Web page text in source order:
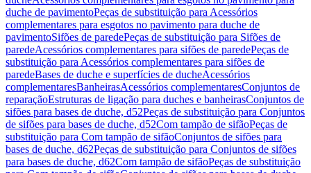
duche de pavimentoPeças de substituição para Acessórios
complementares para esgotos no pavimento para duche de
pavimentoSifões de paredePeças de substituição para Sifões de
paredeAcessórios complementares para sifões de paredePeças de
substituição para Acessórios complementares para sifões de
paredeBases de duche e superfícies de ducheAcessórios
complementaresBanheirasAcessórios complementaresConjuntos de
reparaçãoEstruturas de ligação para duches e banheirasConjuntos de
sifões para bases de duche, d52Peças de substituição para Conjuntos
de sifões para bases de duche, d52Com tampão de sifãoPeças de
substituição para Com tampão de sifãoConjuntos de sifões para
bases de duche, d62Peças de substituição para Conjuntos de sifões
para bases de duche, d62Com tampão de sifãoPeças de substituição